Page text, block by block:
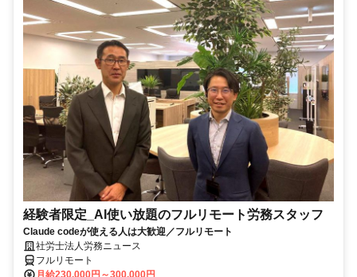
経験者限定_AI使い放題のフルリモート労務スタッフ
Claude codeが使える人は大歓迎／フルリモート
社労士法人労務ニュース
フルリモート
月給230,000円～300,000円